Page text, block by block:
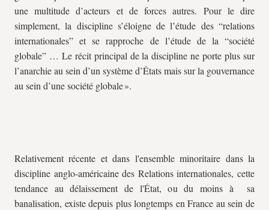
une multitude d’acteurs et de forces autres. Pour le dire
simplement, la discipline s’éloigne de l’étude des “relations
internationales” et se rapproche de l’étude de la “société
globale” … Le récit principal de la discipline ne porte plus sur
l’anarchie au sein d’un système d’États mais sur la gouvernance
au sein d’une société globale ».
Relativement récente et dans l'ensemble minoritaire dans la
discipline anglo-américaine des Relations internationales, cette
tendance au délaissement de l'État, ou du moins à sa
banalisation, existe depuis plus longtemps en France au sein de